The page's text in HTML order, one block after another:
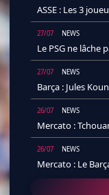
ASSE : Les 3
27/07 NEWS
Le PSG ne lâche
27/07 NEWS
Barça : Jules
26/07 NEWS
Mercato :
26/07 NEWS
Mercato : Le